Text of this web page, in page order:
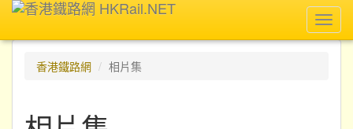
香港鐵路網
相片集